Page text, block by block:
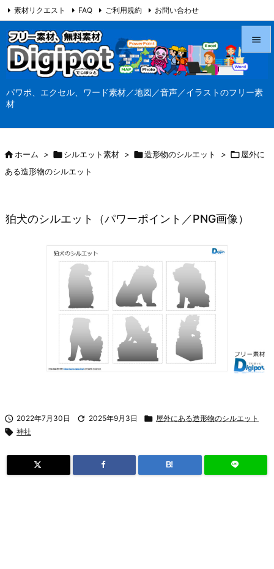
パワポ、エクセル、ワード素材／地図／音声／イラストのフリー素
材




素材リクエスト FAQ ご利用規約 お問い合わせ
当サイト（Digipot.net）について
ホーム > シルエット素材 > 造形物のシルエット > 屋外に
ある造形物のシルエット
狛犬のシルエット（パワーポイント／PNG画像）
 2022年7月30日  2025年9月3日  屋外にある造形物のシルエット
 神社
B!